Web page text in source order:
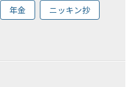
年金 ニッキン抄